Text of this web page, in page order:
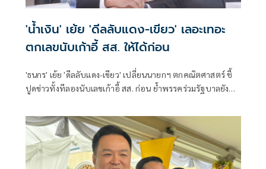
'น้ำเงิน' เย้ย 'ดีลลับแดง-เขียว' เลอะเทอะ
ตกเลขนับเก้าอี้ สส. ให้ได้ก่อน
'ธนกร' เย้ย 'ดีลลับแดง-เขียว' เปลี่ยนนายกฯ ตกคณิตศาสตร์ ชี้
ปูดข่าวทั้งทีลองนับเลขเก้าอี้ สส. ก่อน ย้ำพรรคร่วมรัฐบาลยัง